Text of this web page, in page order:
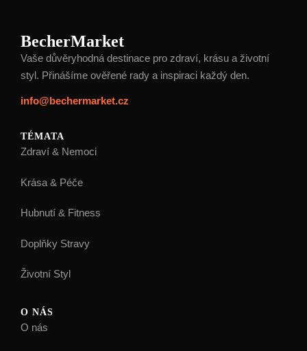
BecherMarket
Vaše důvěryhodná destinace pro zdraví, krásu a životní
styl. Přinášíme ověřené rady a inspiraci každý den.
info@bechermarket.cz
TÉMATA
Zdraví & Nemoci
Krása & Péče
Hubnutí & Fitness
Doplňky Stravy
Životní Styl
O NÁS
O nás